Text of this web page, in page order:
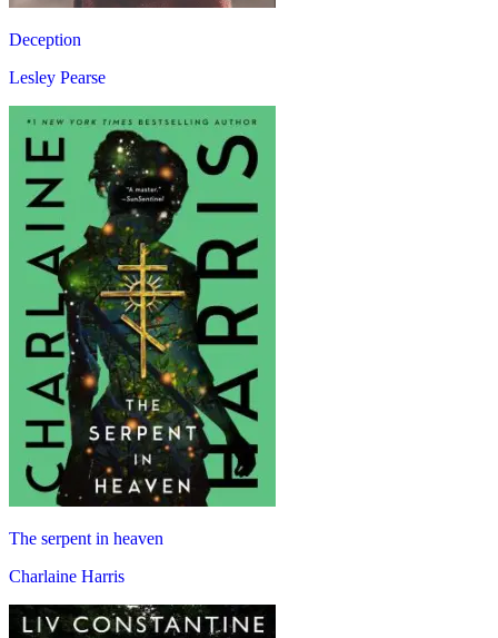
Deception
Lesley Pearse
The serpent in heaven
Charlaine Harris